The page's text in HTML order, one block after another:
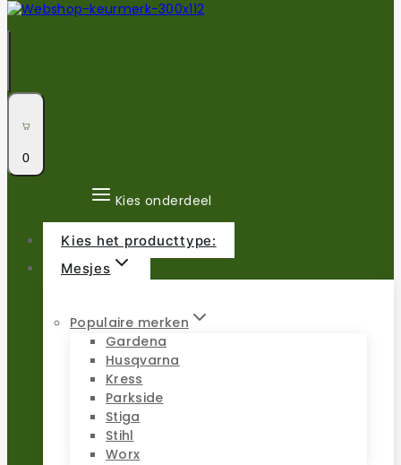
0
Kies onderdeel
Kies het producttype:
Mesjes
Populaire merken
Gardena
Husqvarna
Kress
Parkside
Stiga
Stihl
Worx